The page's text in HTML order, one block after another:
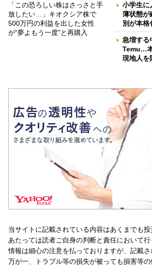
「この恐ろしい株はさっさと手
放したい…」キオクシア株で
500万円の利益を出した女性
が“夢よもう一度”と再購入
小学生
薄状態
別が本格
急増する
Temu…
現地人を
当サイトに記載されている内容はあくまでも
あたっては読者ご自身の判断と責任において
情報は細心の注意を払っておりますが、記載
万が一、トラブル等の損失が被っても損害等